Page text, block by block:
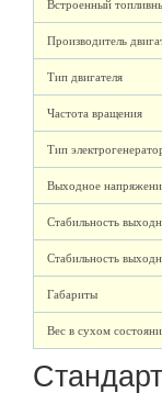
Встроенный
Производитель
Тип двигателя
Частота вращения
Тип
Выходное
Стабильность
Стабильность
Габариты
Вес в сухом